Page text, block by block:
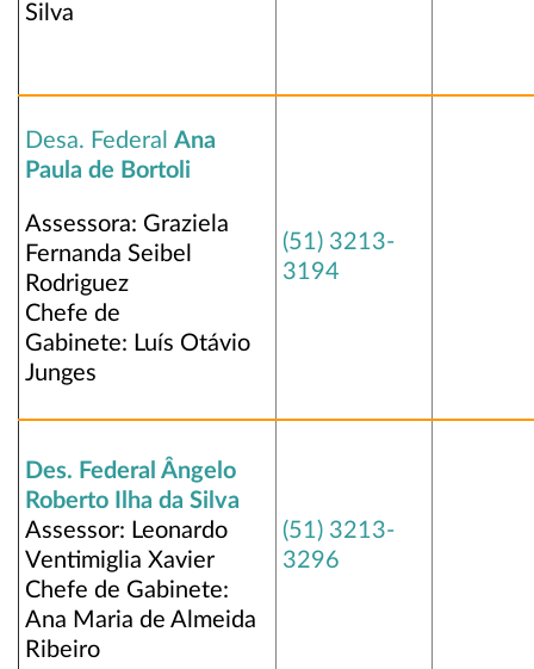
Silva
Desa. Federal Ana
Paula de Bortoli
Assessora: Graziela
Fernanda Seibel
Rodriguez
Chefe de
Gabinete: Luís Otávio
Junges
(51) 3213-
3194
Des. Federal Ângelo
Roberto Ilha da Silva
Assessor: Leonardo
Ventimiglia Xavier
Chefe de Gabinete:
Ana Maria de Almeida
Ribeiro
(51) 3213-
3296